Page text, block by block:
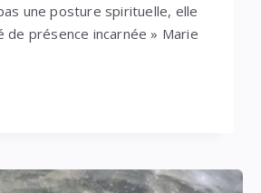
une posture spirituelle, elle
de présence incarnée » Marie